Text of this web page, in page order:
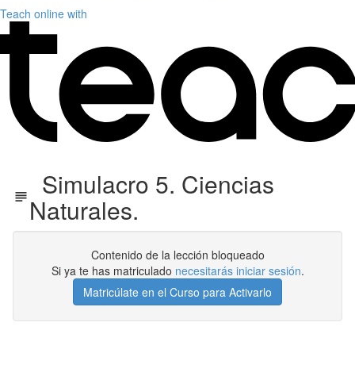
Teach online with
Simulacro 5. Ciencias
Naturales.
Contenido de la lección bloqueado
Si ya te has matriculado necesitarás iniciar sesión.
Matricúlate en el Curso para Activarlo